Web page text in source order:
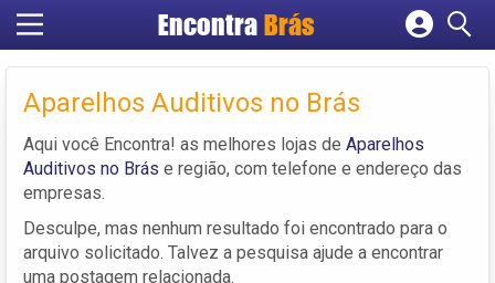
Encontra Brás
Cadastrar empresa
Criar conta
Aparelhos Auditivos no Brás
Aqui você Encontra! as melhores lojas de Aparelhos
Auditivos no Brás e região, com telefone e endereço das
empresas.
Desculpe, mas nenhum resultado foi encontrado para o
arquivo solicitado. Talvez a pesquisa ajude a encontrar
uma postagem relacionada.